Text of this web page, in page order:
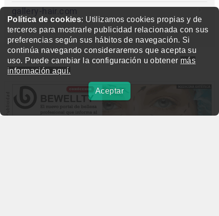
Política de cookies: Utilizamos cookies propias y de
terceros para mostrarle publicidad relacionada con sus
preferencias según sus hábitos de navegación. Si
continúa navegando consideraremos que acepta su
uso. Puede cambiar la configuración u obtener más
información aquí.
Aceptar
gallery-hair.com